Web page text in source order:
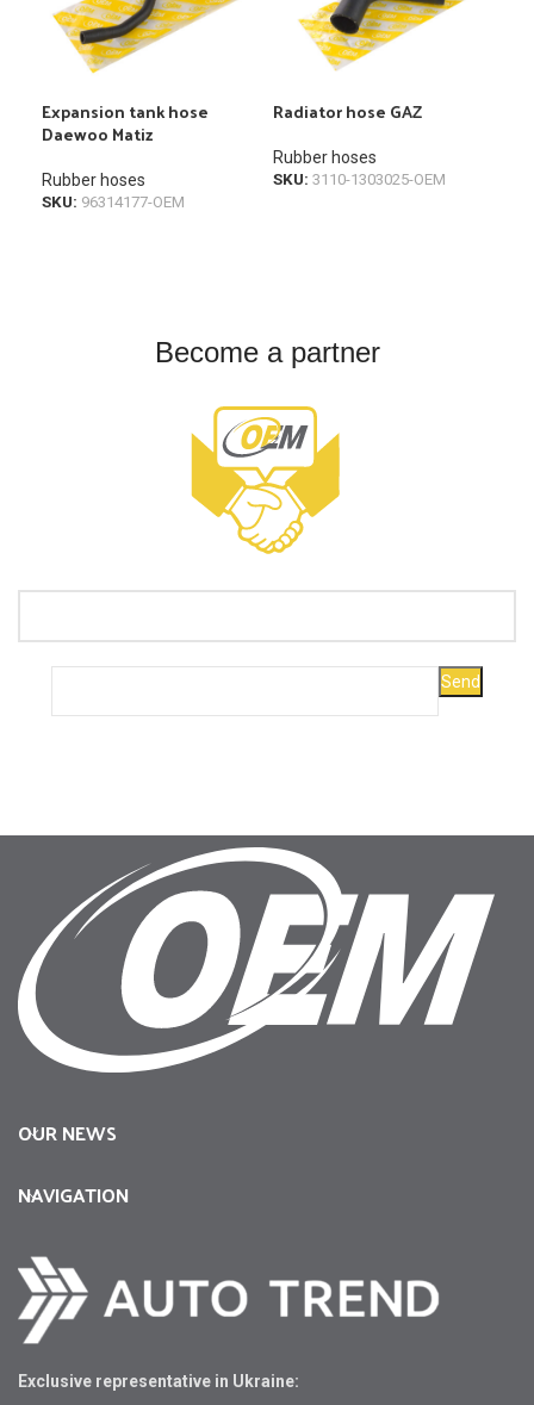
Expansion tank hose
Daewoo Matiz
Rubber hoses
SKU: 96314177-OEM
Radiator hose GAZ
Rubber hoses
SKU: 3110-1303025-OEM
Become a partner
OUR NEWS
NAVIGATION
Exclusive representative in Ukraine: